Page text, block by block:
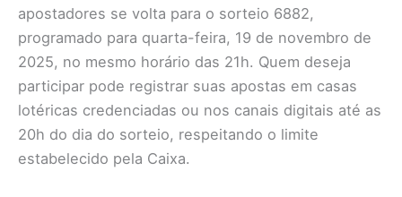
apostadores se volta para o sorteio 6882,
programado para quarta-feira, 19 de novembro de
2025, no mesmo horário das 21h. Quem deseja
participar pode registrar suas apostas em casas
lotéricas credenciadas ou nos canais digitais até as
20h do dia do sorteio, respeitando o limite
estabelecido pela Caixa.